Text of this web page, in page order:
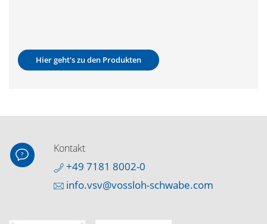
Hier geht's zu den Produkten
Kontakt
+49 7181 8002-0
info.vsv@vossloh-schwabe.com